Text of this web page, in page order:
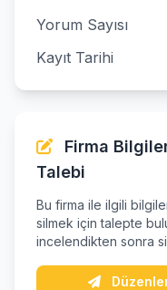
Yorum Sayısı
Kayıt Tarihi
Firma
Talebi
Bu firma ile ilgili
silmek için talepte
incelendikten sonra